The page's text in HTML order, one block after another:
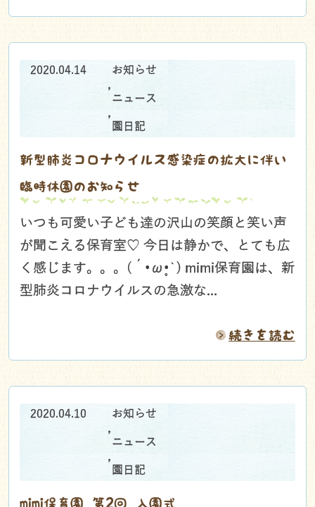
2020.04.14 お知らせ
,
ニュース
,
園日記
新型肺炎コロナウイルス感染症の拡大に伴い
臨時休園のお知らせ
いつも可愛い子ども達の沢山の笑顔と笑い声
が聞こえる保育室♡ 今日は静かで、とても広
く感じます。。。(´•ω•̥`) mimi保育園は、新
型肺炎コロナウイルスの急激な...
続きを読む
2020.04.10 お知らせ
,
ニュース
,
園日記
mimi保育園 第2回 入園式